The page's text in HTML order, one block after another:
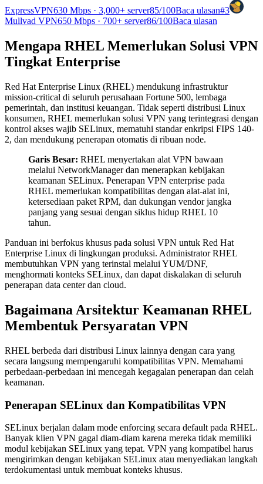
ExpressVPN630 Mbps · 3,000+ server85/100Baca ulasan#3
Mullvad VPN650 Mbps · 700+ server86/100Baca ulasan
Mengapa RHEL Memerlukan Solusi VPN
Tingkat Enterprise
Red Hat Enterprise Linux (RHEL) mendukung infrastruktur
mission-critical di seluruh perusahaan Fortune 500, lembaga
pemerintah, dan institusi keuangan. Tidak seperti distribusi Linux
konsumen, RHEL memerlukan solusi VPN yang terintegrasi dengan
kontrol akses wajib SELinux, mematuhi standar enkripsi FIPS 140-
2, dan mendukung penerapan otomatis di ribuan node.
Garis Besar: RHEL menyertakan alat VPN bawaan
melalui NetworkManager dan menerapkan kebijakan
keamanan SELinux. Penerapan VPN enterprise pada
RHEL memerlukan kompatibilitas dengan alat-alat ini,
ketersediaan paket RPM, dan dukungan vendor jangka
panjang yang sesuai dengan siklus hidup RHEL 10
tahun.
Panduan ini berfokus khusus pada solusi VPN untuk Red Hat
Enterprise Linux di lingkungan produksi. Administrator RHEL
membutuhkan VPN yang terinstal melalui YUM/DNF,
menghormati konteks SELinux, dan dapat diskalakan di seluruh
penerapan data center dan cloud.
Bagaimana Arsitektur Keamanan RHEL
Membentuk Persyaratan VPN
RHEL berbeda dari distribusi Linux lainnya dengan cara yang
secara langsung mempengaruhi kompatibilitas VPN. Memahami
perbedaan-perbedaan ini mencegah kegagalan penerapan dan celah
keamanan.
Penerapan SELinux dan Kompatibilitas VPN
SELinux berjalan dalam mode enforcing secara default pada RHEL.
Banyak klien VPN gagal diam-diam karena mereka tidak memiliki
modul kebijakan SELinux yang tepat. VPN yang kompatibel harus
mengirimkan dengan kebijakan SELinux atau menyediakan langkah
terdokumentasi untuk membuat konteks khusus.